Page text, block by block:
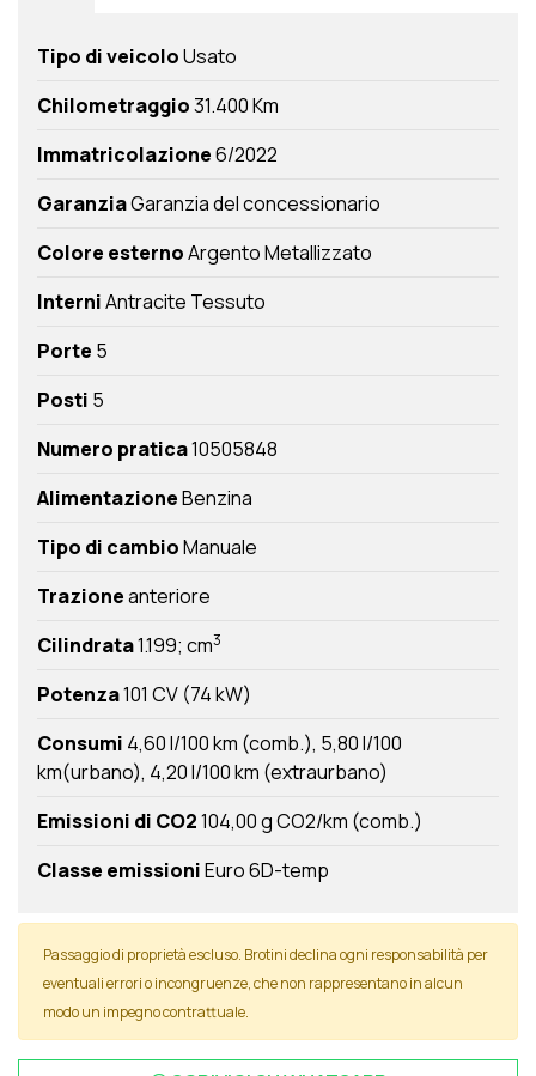
Tipo di veicoloUsato
Chilometraggio31.400 Km
Immatricolazione6/2022
GaranziaGaranzia del concessionario
Colore esternoArgento Metallizzato
InterniAntracite Tessuto
Porte 5
Posti 5
Numero pratica10505848
AlimentazioneBenzina
Tipo di cambioManuale
Trazioneanteriore
Cilindrata1.199; cm3
Potenza101 CV (74 kW)
Consumi 4,60 l/100 km (comb.) 5,80 l/100
km(urbano) 4,20 l/100 km (extraurbano)
Emissioni di CO2104,00 g CO2/km (comb.)
Classe emissioniEuro 6D-temp
Passaggio di proprietà escluso. Brotini declina ogni responsabilità per
eventuali errori o incongruenze, che non rappresentano in alcun
modo un impegno contrattuale.